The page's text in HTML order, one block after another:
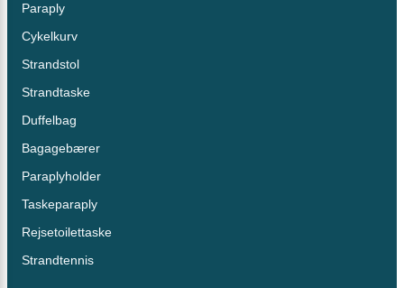
Paraply
Cykelkurv
Strandstol
Strandtaske
Duffelbag
Bagagebærer
Paraplyholder
Taskeparaply
Rejsetoilettaske
Strandtennis